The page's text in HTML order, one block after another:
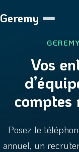
Geremy
Vos
comptes
Posez le
annuel, un